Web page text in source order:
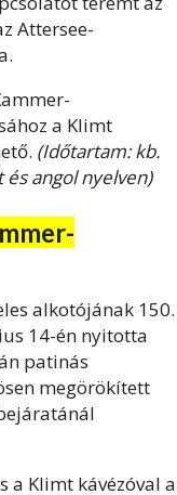
Attersee-
a Klimt
(Időtartam: kb.
és angol nyelven)
alkotójának 150.
14-én nyitotta
patinás
megörökített
a Klimt kávézóval a